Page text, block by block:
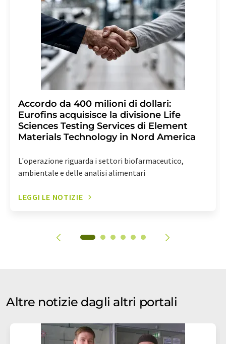
alla newsletter corrispondente.
Accordo da 400 milioni di dollari:
Eurofins acquisisce la divisione Life
Sciences Testing Services di Element
Materials Technology in Nord America
L'operazione riguarda i settori biofarmaceutico,
ambientale e delle analisi alimentari
LEGGI LE NOTIZIE
Altre notizie dagli altri portali